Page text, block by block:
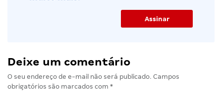
Deixe um comentário
O seu endereço de e-mail não será publicado. Campos
obrigatórios são marcados com *